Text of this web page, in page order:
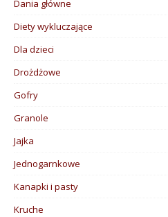
Dania główne
Diety wykluczające
Dla dzieci
Drożdżowe
Gofry
Granole
Jajka
Jednogarnkowe
Kanapki i pasty
Kruche